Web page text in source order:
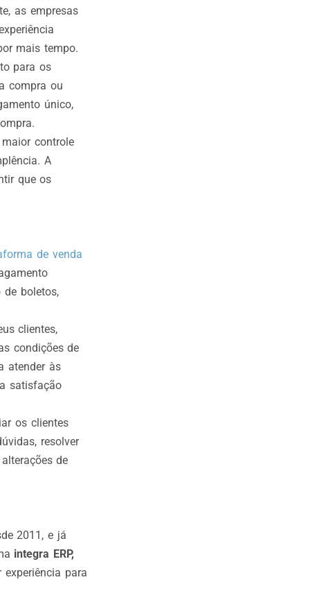
as empresas
mais tempo.
para os
compra ou
único,
controle
A
que os
de venda
de boletos,
clientes,
condições de
atender às
satisfação
os clientes
resolver
de
2011, e já
integra ERP,
para